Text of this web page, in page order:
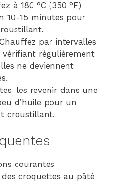
à 180 °C (350 °F)
10-15 minutes pour
par intervalles
vérifiant régulièrement
ne deviennent
les revenir dans une
d’huile pour un
croustillant.
courantes
croquettes au pâté